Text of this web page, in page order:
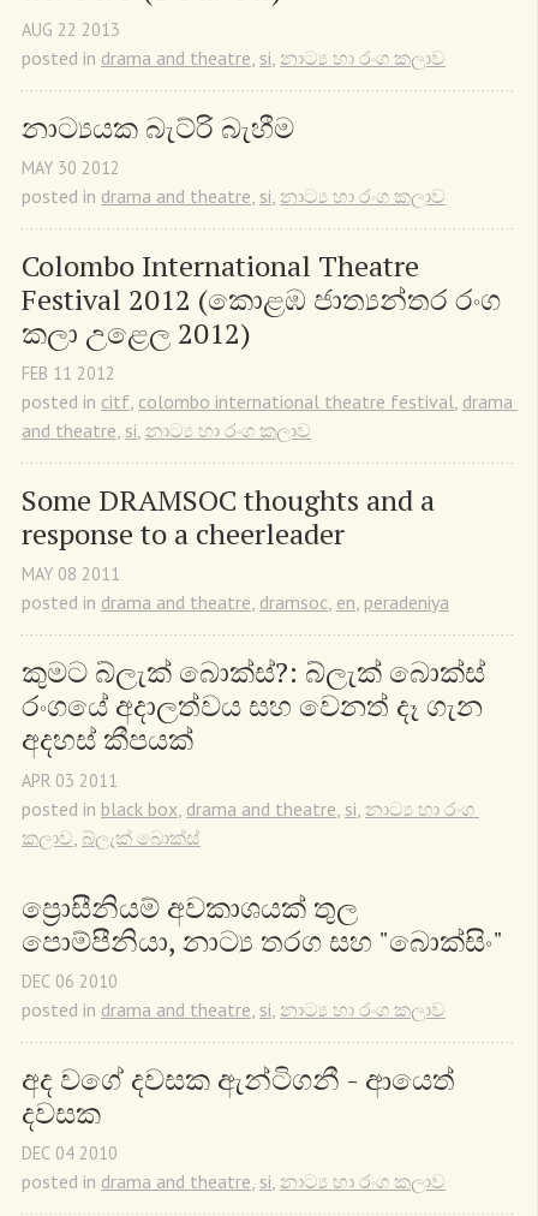
AUG 22 2013
posted in drama and theatre si නාට්‍ය හා රංග කලාව
නාට්‍යයක බැට්රි බැහීම
MAY 30 2012
posted in drama and theatre, si, නාට්‍ය හා රංග කලාව
Colombo International Theatre
Festival 2012 (කොළඹ ජාත්‍යන්තර රංග
කලා උළෙල 2012)
FEB 11 2012
posted in citf, colombo international theatre festival, drama
and theatre, si, නාට්‍ය හා රංග කලාව
Some DRAMSOC thoughts and a
response to a cheerleader
MAY 08 2011
posted in drama and theatre, dramsoc, en, peradeniya
කුමට බ්ලැක් බොක්ස්?: බ්ලැක් බොක්ස්
රංගයේ අදාලත්වය සහ වෙනත් දෑ ගැන
අදහස් කීපයක්
APR 03 2011
posted in black box drama and theatre si නාට්‍ය හා රංග
කලාව බ්ලැක් බොක්ස්
ප්‍රොසීනියම් අවකාශයක් තුල
පොම්පීනියා, නාට්‍ය තරග සහ "බොක්සිං"
DEC 06 2010
posted in drama and theatre si නාට්‍ය හා රංග කලාව
අද වගේ දවසක ඇන්ටිගනී - ආයෙත්
දවසක
DEC 04 2010
posted in drama and theatre si නාට්‍ය හා රංග කලාව